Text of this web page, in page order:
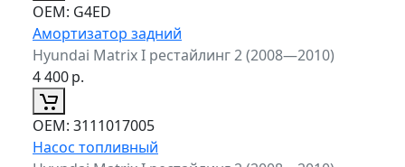
ОЕМ: G4ED
Амортизатор задний
Hyundai Matrix I рестайлинг 2 (2008—2010)
4 400р.
ОЕМ: 3111017005
Насос топливный